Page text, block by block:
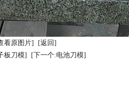
看原图片]
[返回]
板刀模]
[下一个:电池刀模]